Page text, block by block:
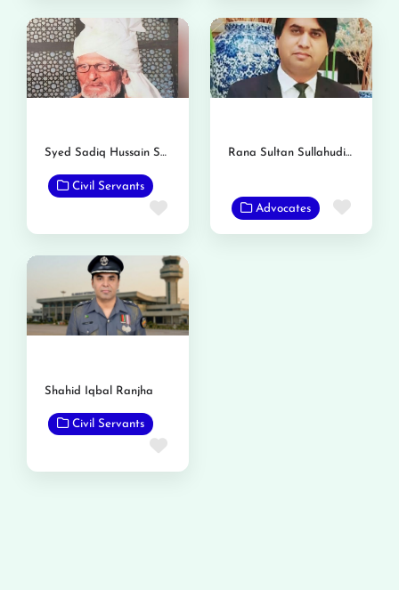
Syed Sadiq Hussain Shah
Civil Servants
Favorite
Rana Sultan Sullahudin Khan
Advocates
Shahid Iqbal Ranjha
Civil Servants
Favorite